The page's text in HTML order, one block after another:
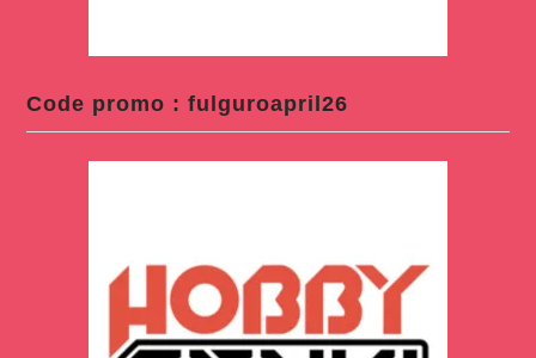
Code promo : fulguroapril26